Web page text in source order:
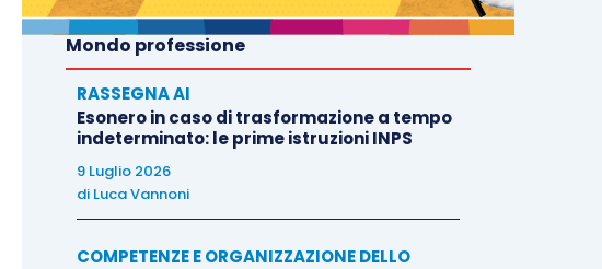
Mondo professione
RASSEGNA AI
Esonero in caso di trasformazione a tempo
indeterminato: le prime istruzioni INPS
9 Luglio 2026
di Luca Vannoni
COMPETENZE E ORGANIZZAZIONE DELLO